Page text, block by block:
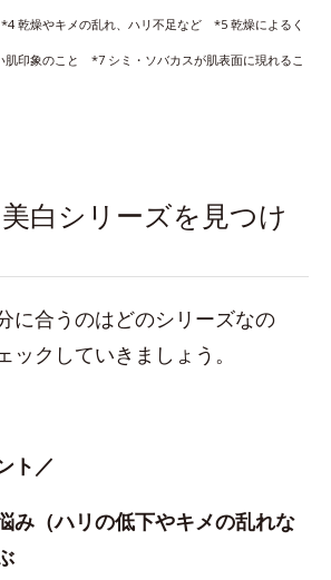
乾燥やキメの乱れ、ハリ不足など *5 乾燥によるく
印象のこと *7 シミ・ソバカスが肌表面に現れるこ
白シリーズを見つけ
に合うのはどのシリーズなの
ックしていきましょう。
ト／
み（ハリの低下やキメの乱れな